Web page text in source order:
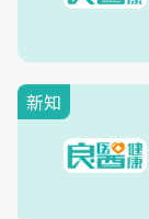
新知